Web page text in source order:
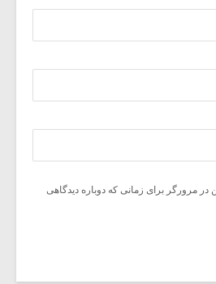
در مرورگر برای زمانی که دوباره دیدگاهی